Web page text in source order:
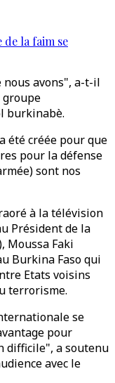
de la faim se
nous avons", a-t-il
burkinabè.
été créée pour que
pour la défense
sont nos
à la télévision
Président de la
Moussa Faki
Burkina Faso qui
Etats voisins
terrorisme.
se
pour
difficile", a soutenu
avec le